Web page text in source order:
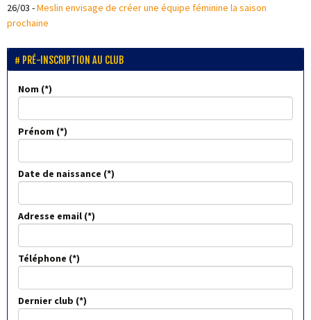
26/03 -Meslin envisage de créer une équipe féminine la saison
prochaine
PRÉ-INSCRIPTION AU CLUB
Nom
Prénom
Date de naissance
Adresse email
Téléphone
Dernier club